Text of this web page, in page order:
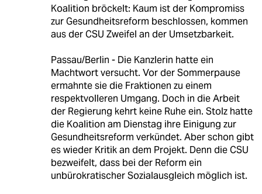
Koalition bröckelt: Kaum ist der Kompromiss
zur Gesundheitsreform beschlossen, kommen
aus der CSU Zweifel an der Umsetzbarkeit.
Passau/Berlin - Die Kanzlerin hatte ein
Machtwort versucht. Vor der Sommerpause
ermahnte sie die Fraktionen zu einem
respektvolleren Umgang. Doch in die Arbeit
der Regierung kehrt keine Ruhe ein. Stolz hatte
die Koalition am Dienstag ihre Einigung zur
Gesundheitsreform verkündet. Aber schon gibt
es wieder Kritik an dem Projekt. Denn die CSU
bezweifelt, dass bei der Reform ein
unbürokratischer Sozialausgleich möglich ist.